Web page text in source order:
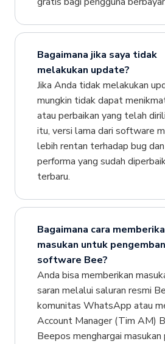
Bagaimana jika saya tidak
melakukan update?
Jika Anda tidak melakukan
mungkin tidak dapat
atau perbaikan yang telah
itu, versi lama dari software
lebih rentan terhadap bug
performa yang sudah
terbaru.
Bagaimana cara
masukan untuk
software Bee?
Anda bisa memberikan
saran melalui saluran resmi
komunitas WhatsApp atau
Account Manager (Tim AM)
Beepos menghargai masukan